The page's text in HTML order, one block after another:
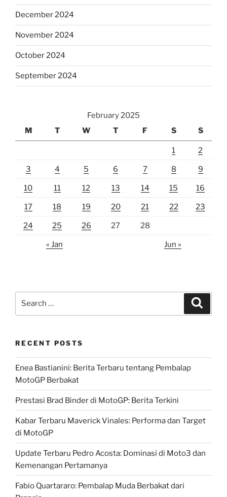
December 2024
November 2024
October 2024
September 2024
February 2025
M
T W T F S S
1 2
3 4 5 6 7 8 9
10 11 12 13 14 15 16
17 18 19 20 21 22 23
24 25 26 27 28
« Jan Jun »
RECENT POSTS
Enea Bastianini: Berita Terbaru tentang Pembalap
MotoGP Berbakat
Prestasi Brad Binder di MotoGP: Berita Terkini
Kabar Terbaru Maverick Vinales: Performa dan Target
di MotoGP
Update Terbaru Pedro Acosta: Dominasi di Moto3 dan
Kemenangan Pertamanya
Fabio Quartararo: Pembalap Muda Berbakat dari